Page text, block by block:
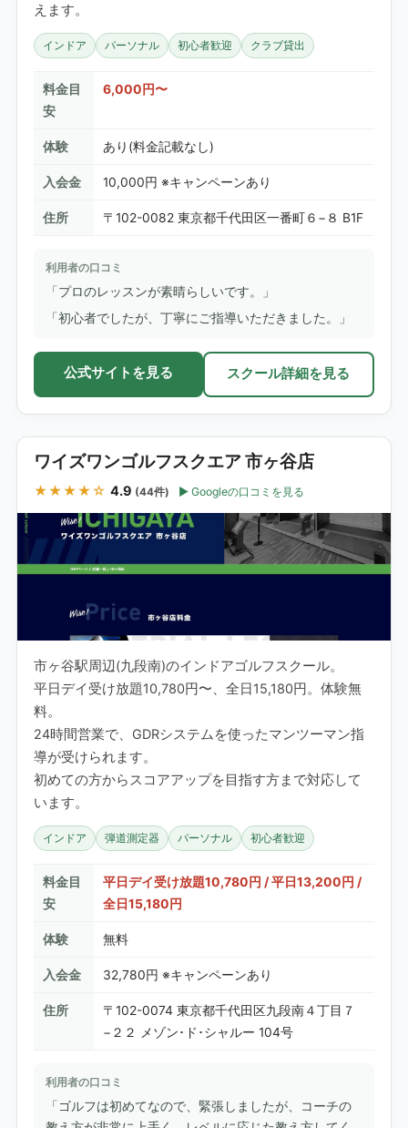
えます。
インドア パーソナル 初心者歓迎 クラブ貸出
料金目
安
6,000円〜
体験 あり(料金記載なし)
入会金 10,000円 ※キャンペーンあり
住所 〒102-0082 東京都千代田区一番町６−８ B1F
利用者の口コミ
「プロのレッスンが素晴らしいです。」
「初心者でしたが、丁寧にご指導いただきました。」
公式サイトを見る スクール詳細を見る
ワイズワンゴルフスクエア 市ヶ谷店
★★★★☆ 4.9 (44件) Googleの口コミを見る
市ヶ谷駅周辺(九段南)のインドアゴルフスクール。
平日デイ受け放題10,780円〜、全日15,180円。体験無
料。
24時間営業で、GDRシステムを使ったマンツーマン指
導が受けられます。
初めての方からスコアアップを目指す方まで対応して
います。
インドア 弾道測定器 パーソナル 初心者歓迎
料金目
安
平日デイ受け放題10,780円 / 平日13,200円 /
全日15,180円
体験 無料
入会金 32,780円 ※キャンペーンあり
住所
〒102-0074 東京都千代田区九段南４丁目７
−２２ メゾン･ド･シャルー 104号
利用者の口コミ
「ゴルフは初めてなので、緊張しましたが、コーチの